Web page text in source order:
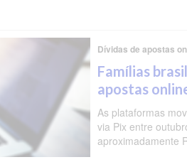
Dívidas de apostas
Famílias
apostas
As plataformas
via Pix entre
aproximadamente